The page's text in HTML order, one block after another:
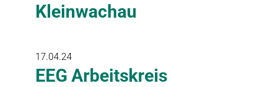
Kleinwachau
17.04.24
EEG Arbeitskreis